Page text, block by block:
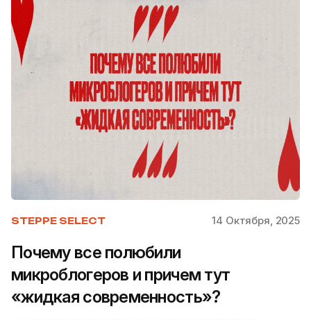
STEPPE SELECT 14 Октября, 2025
Почему все полюбили
микроблогеров и причем тут
«жидкая современность»?